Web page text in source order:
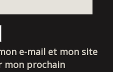
e-mail et mon site
mon prochain